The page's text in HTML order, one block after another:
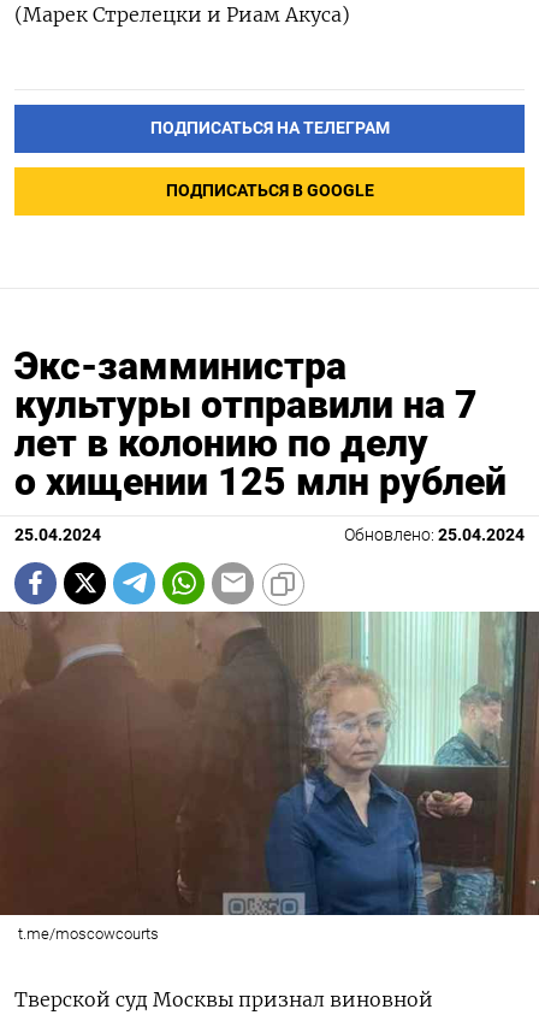
(Марек Стрелецки и Риам Акуса)
ПОДПИСАТЬСЯ НА ТЕЛЕГРАМ
ПОДПИСАТЬСЯ В GOOGLE
Экс-замминистра
культуры отправили на 7
лет в колонию по делу
о хищении 125 млн рублей
25.04.2024 Обновлено: 25.04.2024
t.me/moscowcourts
Тверской суд Москвы признал виновной